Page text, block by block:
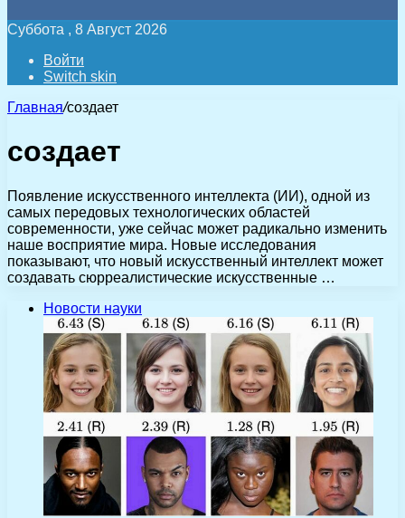
Суббота , 8 Август 2026
Войти
Switch skin
Главная/создает
создает
Появление искусственного интеллекта (ИИ), одной из
самых передовых технологических областей
современности, уже сейчас может радикально изменить
наше восприятие мира. Новые исследования
показывают, что новый искусственный интеллект может
создавать сюрреалистические искусственные …
Новости науки